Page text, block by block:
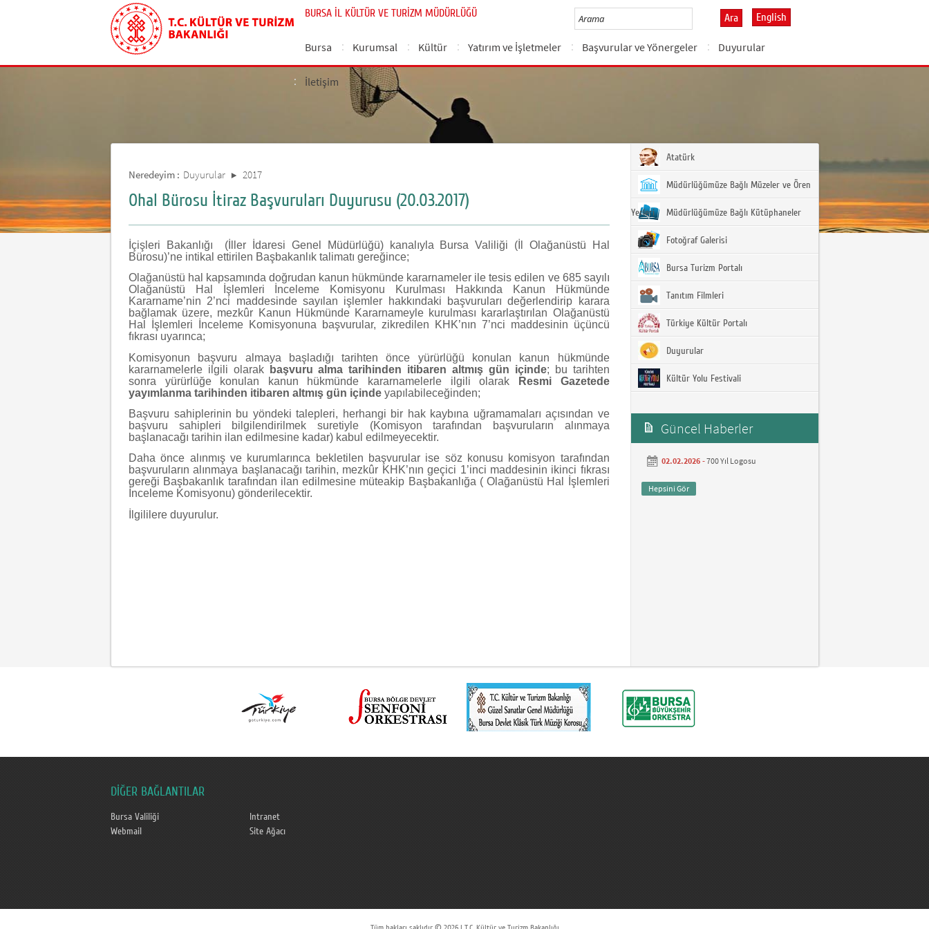
BURSA İL KÜLTÜR VE TURİZM MÜDÜRLÜĞÜ Ara English
Bursa Kurumsal Kültür Yatırım ve İşletmeler Başvurular ve Yönergeler Duyurular
İletişim
Neredeyim : Duyurular 2017
Ohal Bürosu İtiraz Başvuruları Duyurusu (20.03.2017)
İçişleri Bakanlığı (İller İdaresi Genel Müdürlüğü) kanalıyla Bursa Valiliği (İl Olağanüstü Hal
Bürosu)’ne intikal ettirilen Başbakanlık talimatı gereğince;
Olağanüstü hal kapsamında doğrudan kanun hükmünde kararnameler ile tesis edilen ve 685 sayılı
Olağanüstü Hal İşlemleri İnceleme Komisyonu Kurulması Hakkında Kanun Hükmünde
Kararname’nin 2’nci maddesinde sayılan işlemler hakkındaki başvuruları değerlendirip karara
bağlamak üzere, mezkûr Kanun Hükmünde Kararnameyle kurulması kararlaştırılan Olağanüstü
Hal İşlemleri İnceleme Komisyonuna başvurular, zikredilen KHK’nın 7’nci maddesinin üçüncü
fıkrası uyarınca;
Komisyonun başvuru almaya başladığı tarihten önce yürürlüğü konulan kanun hükmünde
kararnamelerle ilgili olarak
başvuru alma tarihinden itibaren altmış gün içinde; bu tarihten
sonra yürürlüğe konulan kanun hükmünde kararnamelerle ilgili olarak
Resmi Gazetede
yayımlanma tarihinden itibaren altmış gün içinde yapılabileceğinden;
Başvuru sahiplerinin bu yöndeki talepleri, herhangi bir hak kaybına uğramamaları açısından ve
başvuru sahipleri bilgilendirilmek suretiyle (Komisyon tarafından başvuruların alınmaya
başlanacağı tarihin ilan edilmesine kadar) kabul edilmeyecektir.
Daha önce alınmış ve kurumlarınca bekletilen başvurular ise söz konusu komisyon tarafından
başvuruların alınmaya başlanacağı tarihin, mezkûr KHK’nın geçici 1’inci maddesinin ikinci fıkrası
gereği Başbakanlık tarafından ilan edilmesine müteakip Başbakanlığa ( Olağanüstü Hal İşlemleri
İnceleme Komisyonu) gönderilecektir.
İlgililere duyurulur.
Atatürk
Müdürlüğümüze Bağlı Müzeler ve Ören
Yerleri Müdürlüğümüze Bağlı Kütüphaneler
Fotoğraf Galerisi
Bursa Turizm Portalı
Tanıtım Filmleri
Türkiye Kültür Portalı
Duyurular
Kültür Yolu Festivali
Güncel Haberler
02.02.2026 -700 Yıl Logosu
Hepsini Gör
DİĞER BAĞLANTILAR
Bursa Valiliği
Intranet
Webmail
Site Ağacı